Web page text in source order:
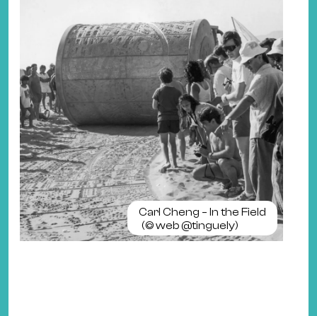
Carl Cheng – In the Field
(©web @tinguely)